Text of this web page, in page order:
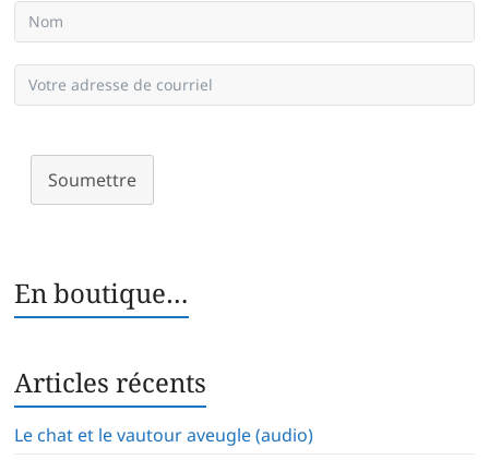
Soumettre
En boutique…
Articles récents
Le chat et le vautour aveugle (audio)